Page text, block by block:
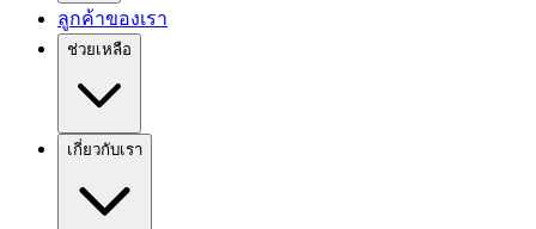
ลูกค้าของเรา
ช่วยเหลือ
เกี่ยวกับเรา